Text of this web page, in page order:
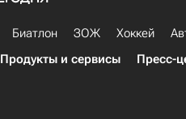
Биатлон ЗОЖ Хоккей
Продукты и сервисы Пресс-